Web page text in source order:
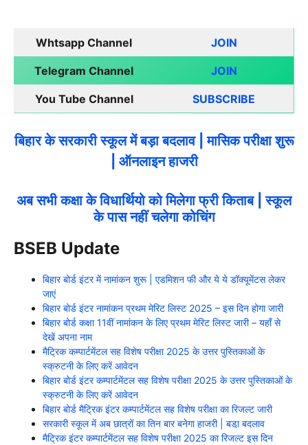
Whtsapp Channel JOIN
Telegram Channel JOIN
You Tube Channel SUBSCRIBE
बिहार के सरकारी स्कूल में बड़ा बदलाव | मासिक परीक्षा शुरू
| ऑनलाइन हाजरी
अब सभी कक्षा के विधार्थियो को मिलेगा फ्री किताब | स्कूल
के पास नहीं चलेगा कोचिंग
BSEB Update
बिहार बोर्ड इंटर में नामांकन शुरू | एडमिशन फी और ये ये डॉक्यूमेंटस लेकर
जाएं
बिहार बोर्ड इंटर नामांकन प्रथम मेरिट लिस्ट 2025 – इस दिन होगा जारी
बिहार बोर्ड कक्षा 11वीं नामांकन के लिए प्रथम मेरिट लिस्ट जारी – यहाँ से
देखें अपना नाम
मैट्रिक कम्पार्टमेंटल सह विशेष परीक्षा 2025 के उत्तर पुस्तिकाओं के
स्क्रुटनी के लिए करें आवेदन
बिहार बोर्ड इंटर कम्पार्टमेंटल सह विशेष परीक्षा 2025 के उत्तर पुस्तिकाओं के
स्क्रुटनी के लिए करें आवेदन
बिहार बोर्ड मैट्रिक इंटर कम्पार्टमेंटल सह विशेष परीक्षा का रिजल्ट जारी
सरकारी स्कूल में अब छात्रों का तिन बार बनेगा हाजरी | बडा़ बदलाव
मैट्रिक इंटर कम्पार्टमेंटल सह विशेष परीक्षा 2025 का रिजल्ट इस दिन